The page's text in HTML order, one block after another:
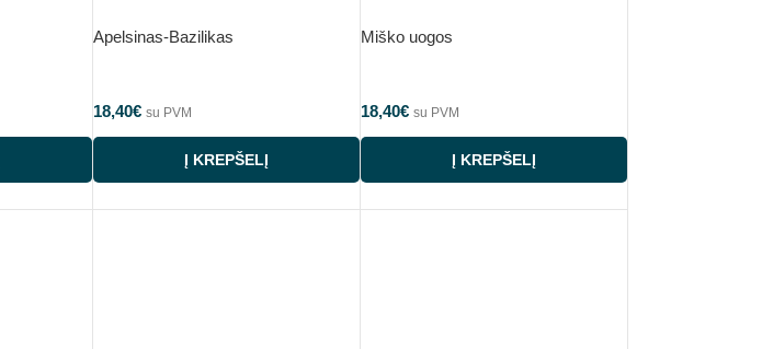
Apelsinas-Bazilikas
18,40€ su PVM
Į KREPŠELĮ
Miško uogos
18,40€ su PVM
Į KREPŠELĮ